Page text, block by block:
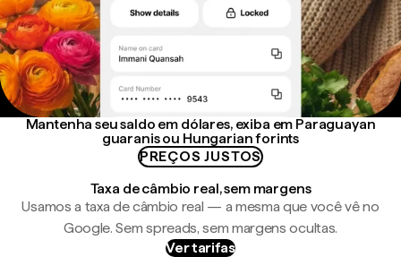
Mantenha seu saldo em dólares, exiba em Paraguayan
guaranis ou Hungarian forints
PREÇOS JUSTOS
Taxa de câmbio real, sem margens
Usamos a taxa de câmbio real — a mesma que você vê no
Google. Sem spreads, sem margens ocultas.
Ver tarifas